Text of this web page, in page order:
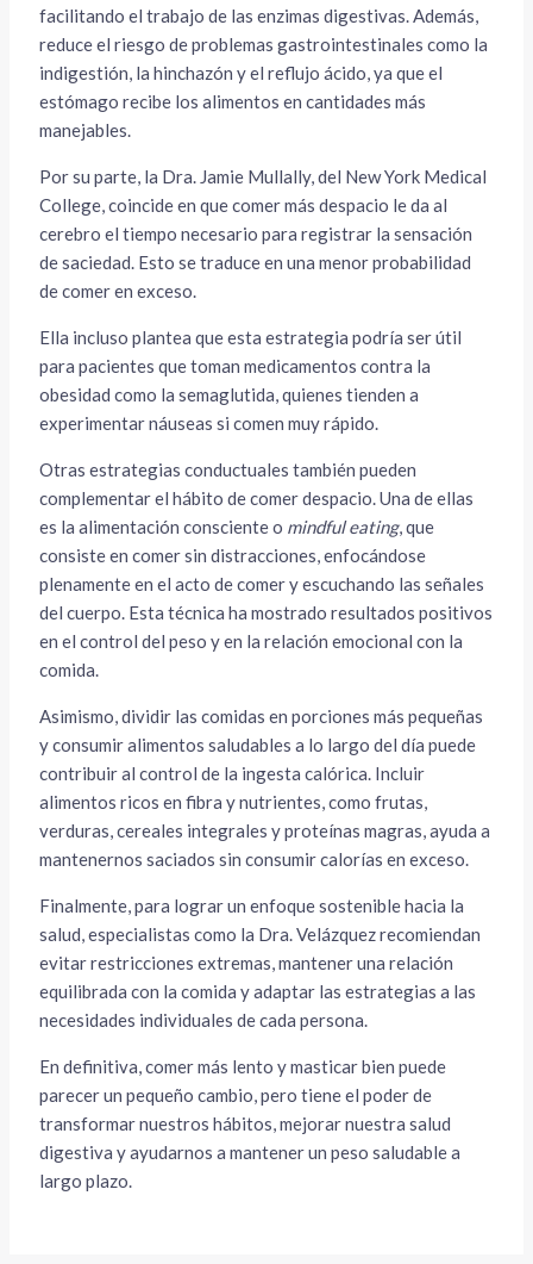
facilitando el trabajo de las enzimas digestivas. Además,
reduce el riesgo de problemas gastrointestinales como la
indigestión, la hinchazón y el reflujo ácido, ya que el
estómago recibe los alimentos en cantidades más
manejables.
Por su parte, la Dra. Jamie Mullally, del New York Medical
College, coincide en que comer más despacio le da al
cerebro el tiempo necesario para registrar la sensación
de saciedad. Esto se traduce en una menor probabilidad
de comer en exceso.
Ella incluso plantea que esta estrategia podría ser útil
para pacientes que toman medicamentos contra la
obesidad como la semaglutida, quienes tienden a
experimentar náuseas si comen muy rápido.
Otras estrategias conductuales también pueden
complementar el hábito de comer despacio. Una de ellas
es la alimentación consciente o mindful eating, que
consiste en comer sin distracciones, enfocándose
plenamente en el acto de comer y escuchando las señales
del cuerpo. Esta técnica ha mostrado resultados positivos
en el control del peso y en la relación emocional con la
comida.
Asimismo, dividir las comidas en porciones más pequeñas
y consumir alimentos saludables a lo largo del día puede
contribuir al control de la ingesta calórica. Incluir
alimentos ricos en fibra y nutrientes, como frutas,
verduras, cereales integrales y proteínas magras, ayuda a
mantenernos saciados sin consumir calorías en exceso.
Finalmente, para lograr un enfoque sostenible hacia la
salud, especialistas como la Dra. Velázquez recomiendan
evitar restricciones extremas, mantener una relación
equilibrada con la comida y adaptar las estrategias a las
necesidades individuales de cada persona.
En definitiva, comer más lento y masticar bien puede
parecer un pequeño cambio, pero tiene el poder de
transformar nuestros hábitos, mejorar nuestra salud
digestiva y ayudarnos a mantener un peso saludable a
largo plazo.